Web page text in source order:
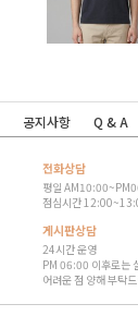
공지사항 Q & A
전화상담
평일
점심시간
게시판상담
24시간 운영
PM 06:00 이후로는
어려운 점 양해 부탁